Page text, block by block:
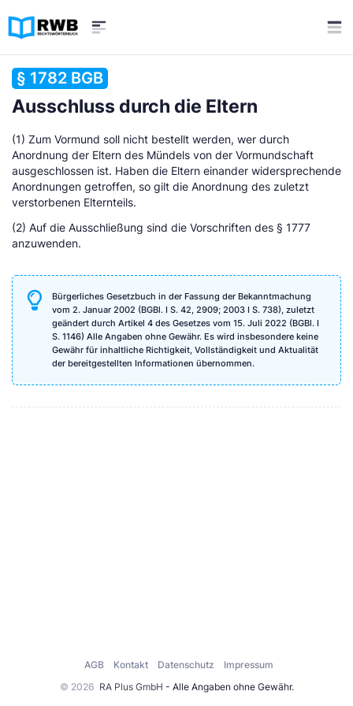
§ 1782 BGB
Ausschluss durch die Eltern
(1) Zum Vormund soll nicht bestellt werden, wer durch
Anordnung der Eltern des Mündels von der Vormundschaft
ausgeschlossen ist. Haben die Eltern einander widersprechende
Anordnungen getroffen, so gilt die Anordnung des zuletzt
verstorbenen Elternteils.
(2) Auf die Ausschließung sind die Vorschriften des § 1777
anzuwenden.
Bürgerliches Gesetzbuch in der Fassung der Bekanntmachung
vom 2. Januar 2002 (BGBl. I S. 42, 2909; 2003 I S. 738), zuletzt
geändert durch Artikel 4 des Gesetzes vom 15. Juli 2022 (BGBl. I
S. 1146) Alle Angaben ohne Gewähr. Es wird insbesondere keine
Gewähr für inhaltliche Richtigkeit, Vollständigkeit und Aktualität
der bereitgestellten Informationen übernommen.
© 2026 RA Plus GmbH - Alle Angaben ohne Gewähr.
AGB Kontakt Datenschutz Impressum